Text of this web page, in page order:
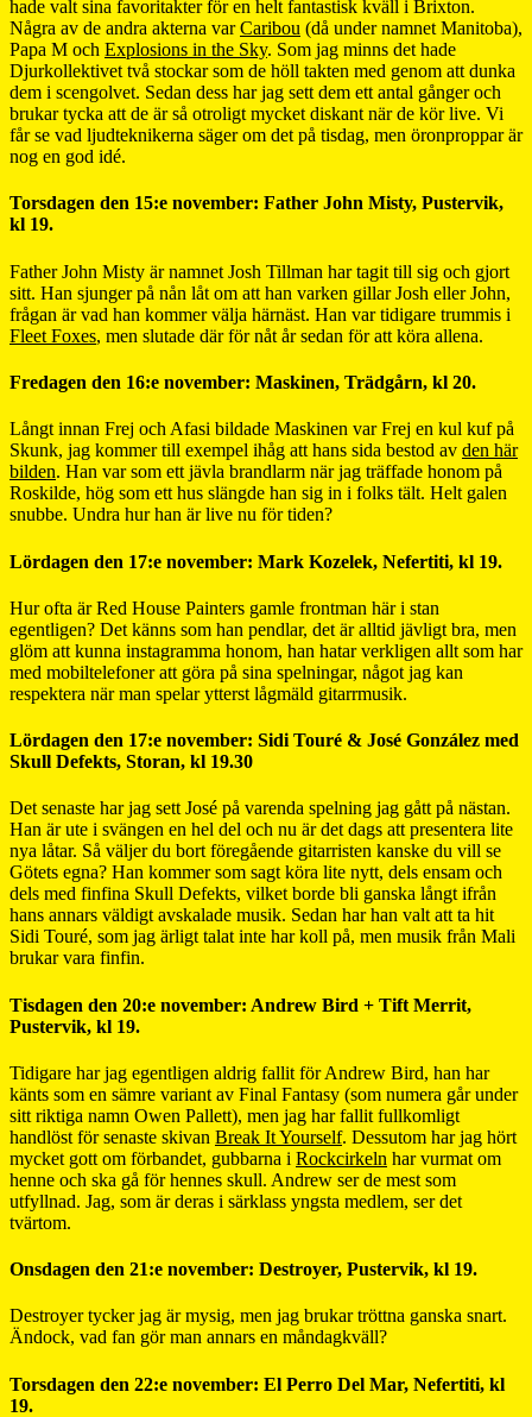
hade valt sina favoritakter för en helt fantastisk kväll i Brixton.
Några av de andra akterna varCaribou (då under namnet Manitoba),
Papa M och Explosions in the Sky. Som jag minns det hade
Djurkollektivet två stockar som de höll takten med genom att dunka
dem i scengolvet. Sedan dess har jag sett dem ett antal gånger och
brukar tycka att de är så otroligt mycket diskant när de kör live. Vi
får se vad ljudteknikerna säger om det på tisdag, men öronproppar är
nog en god idé.
Torsdagen den 15:e november: Father John Misty, Pustervik,
kl 19.
Father John Misty är namnet Josh Tillman har tagit till sig och gjort
sitt. Han sjunger på nån låt om att han varken gillar Josh eller John,
frågan är vad han kommer välja härnäst. Han var tidigare trummis i
Fleet Foxes, men slutade där för nåt år sedan för att köra allena.
Fredagen den 16:e november: Maskinen, Trädgårn, kl 20.
Långt innan Frej och Afasi bildade Maskinen var Frej en kul kuf på
Skunk, jag kommer till exempel ihåg att hans sida bestod av den här
bilden. Han var som ett jävla brandlarm när jag träffade honom på
Roskilde, hög som ett hus slängde han sig in i folks tält. Helt galen
snubbe. Undra hur han är live nu för tiden?
Lördagen den 17:e november: Mark Kozelek, Nefertiti, kl 19.
Hur ofta är Red House Painters gamle frontman här i stan
egentligen? Det känns som han pendlar, det är alltid jävligt bra, men
glöm att kunna instagramma honom, han hatar verkligen allt som har
med mobiltelefoner att göra på sina spelningar, något jag kan
respektera när man spelar ytterst lågmäld gitarrmusik.
Lördagen den 17:e november: Sidi Touré & José González med
Skull Defekts, Storan, kl 19.30
Det senaste har jag sett José på varenda spelning jag gått på nästan.
Han är ute i svängen en hel del och nu är det dags att presentera lite
nya låtar. Så väljer du bort föregående gitarristen kanske du vill se
Götets egna? Han kommer som sagt köra lite nytt, dels ensam och
dels med finfina Skull Defekts, vilket borde bli ganska långt ifrån
hans annars väldigt avskalade musik. Sedan har han valt att ta hit
Sidi Touré, som jag ärligt talat inte har koll på, men musik från Mali
brukar vara finfin.
Tisdagen den 20:e november: Andrew Bird + Tift Merrit,
Pustervik, kl 19.
Tidigare har jag egentligen aldrig fallit för Andrew Bird, han har
känts som en sämre variant av Final Fantasy (som numera går under
sitt riktiga namn Owen Pallett), men jag har fallit fullkomligt
handlöst för senaste skivan Break It Yourself. Dessutom har jag hört
mycket gott om förbandet, gubbarna i Rockcirkeln har vurmat om
henne och ska gå för hennes skull. Andrew ser de mest som
utfyllnad. Jag, som är deras i särklass yngsta medlem, ser det
tvärtom.
Onsdagen den 21:e november: Destroyer, Pustervik, kl 19.
Destroyer tycker jag är mysig, men jag brukar tröttna ganska snart.
Ändock, vad fan gör man annars en måndagkväll?
Torsdagen den 22:e november: El Perro Del Mar, Nefertiti, kl
19.